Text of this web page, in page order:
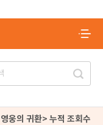
웅의 귀환> 누적 조회수